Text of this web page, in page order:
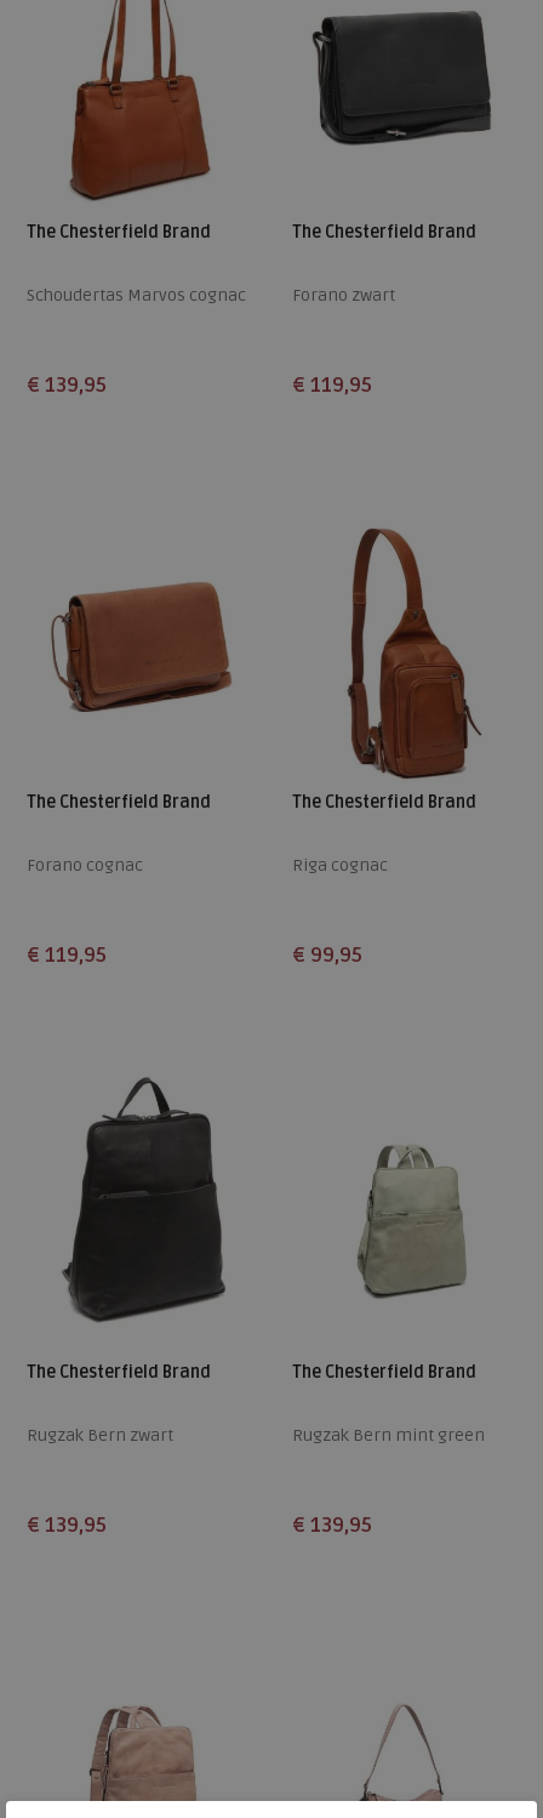
The Chesterfield Brand
Schoudertas Marvos cognac
€ 139,95
The Chesterfield Brand
Forano zwart
€ 119,95
The Chesterfield Brand
Forano cognac
€ 119,95
The Chesterfield Brand
Riga cognac
€ 99,95
The Chesterfield Brand
Rugzak Bern zwart
€ 139,95
The Chesterfield Brand
Rugzak Bern mint green
€ 139,95